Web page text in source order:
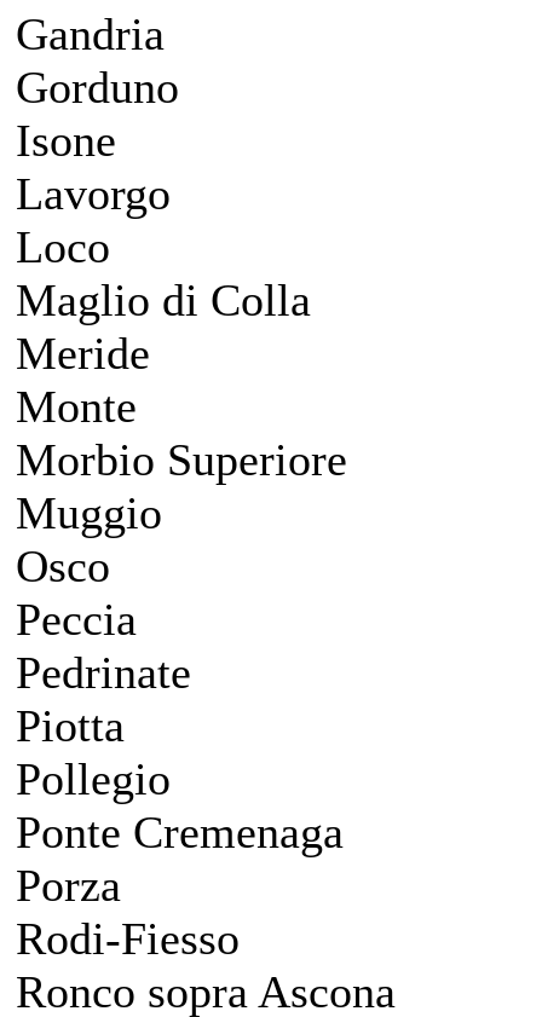
Gandria
Gorduno
Isone
Lavorgo
Loco
Maglio di Colla
Meride
Monte
Morbio Superiore
Muggio
Osco
Peccia
Pedrinate
Piotta
Pollegio
Ponte Cremenaga
Porza
Rodi-Fiesso
Ronco sopra Ascona